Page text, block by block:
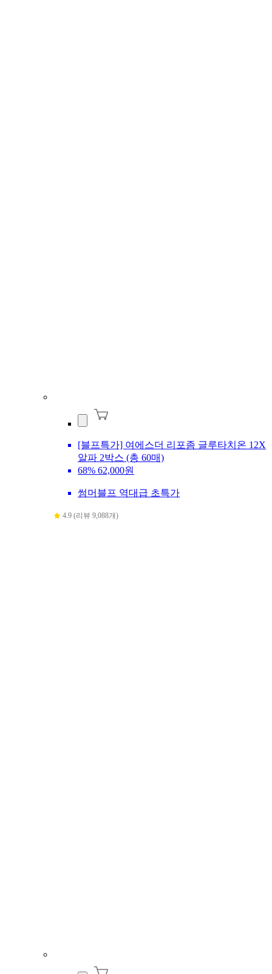
[블프특가] 여에스더 리포좀 글루타치온 12X
알파 2박스 (총 60매)
68% 62,000원
썸머블프 역대급 초특가
4.9 (리뷰 9,088개)